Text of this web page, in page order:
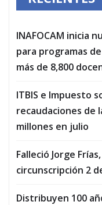
INAFOCAM inicia
para programas
más de 8,800
ITBIS e Impuesto
recaudaciones de
millones en julio
Falleció Jorge
circunscripción 2
Distribuyen 100